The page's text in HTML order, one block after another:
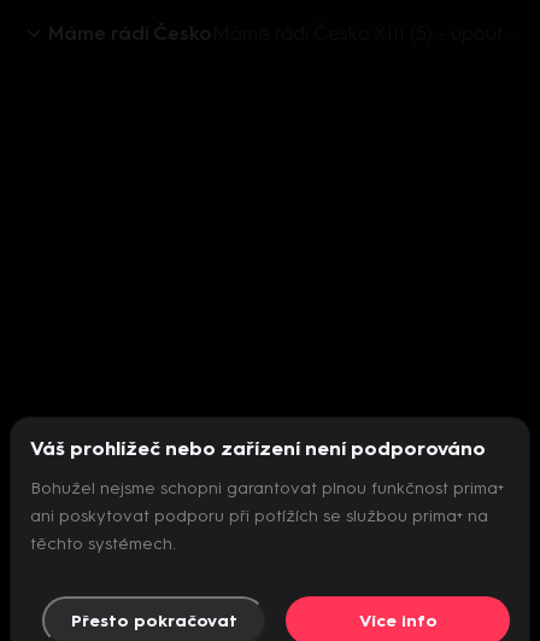
Máme rádi Česko
Nepodařilo se inicializovat přehrávač
Váš prohlížeč nebo zařízení není podporováno
Bohužel nejsme schopni garantovat plnou funkčnost prima+
ani poskytovat podporu při potížích se službou prima+ na
těchto systémech.
Přesto pokračovat Více info